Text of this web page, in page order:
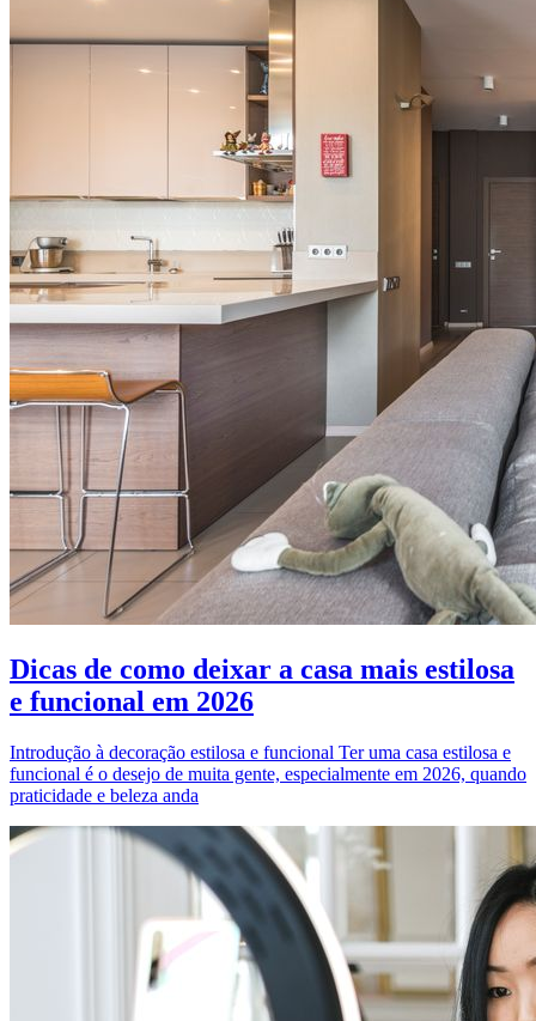
Dicas de como deixar a casa mais estilosa
e funcional em 2026
Introdução à decoração estilosa e funcional Ter uma casa estilosa e
funcional é o desejo de muita gente, especialmente em 2026, quando
praticidade e beleza anda